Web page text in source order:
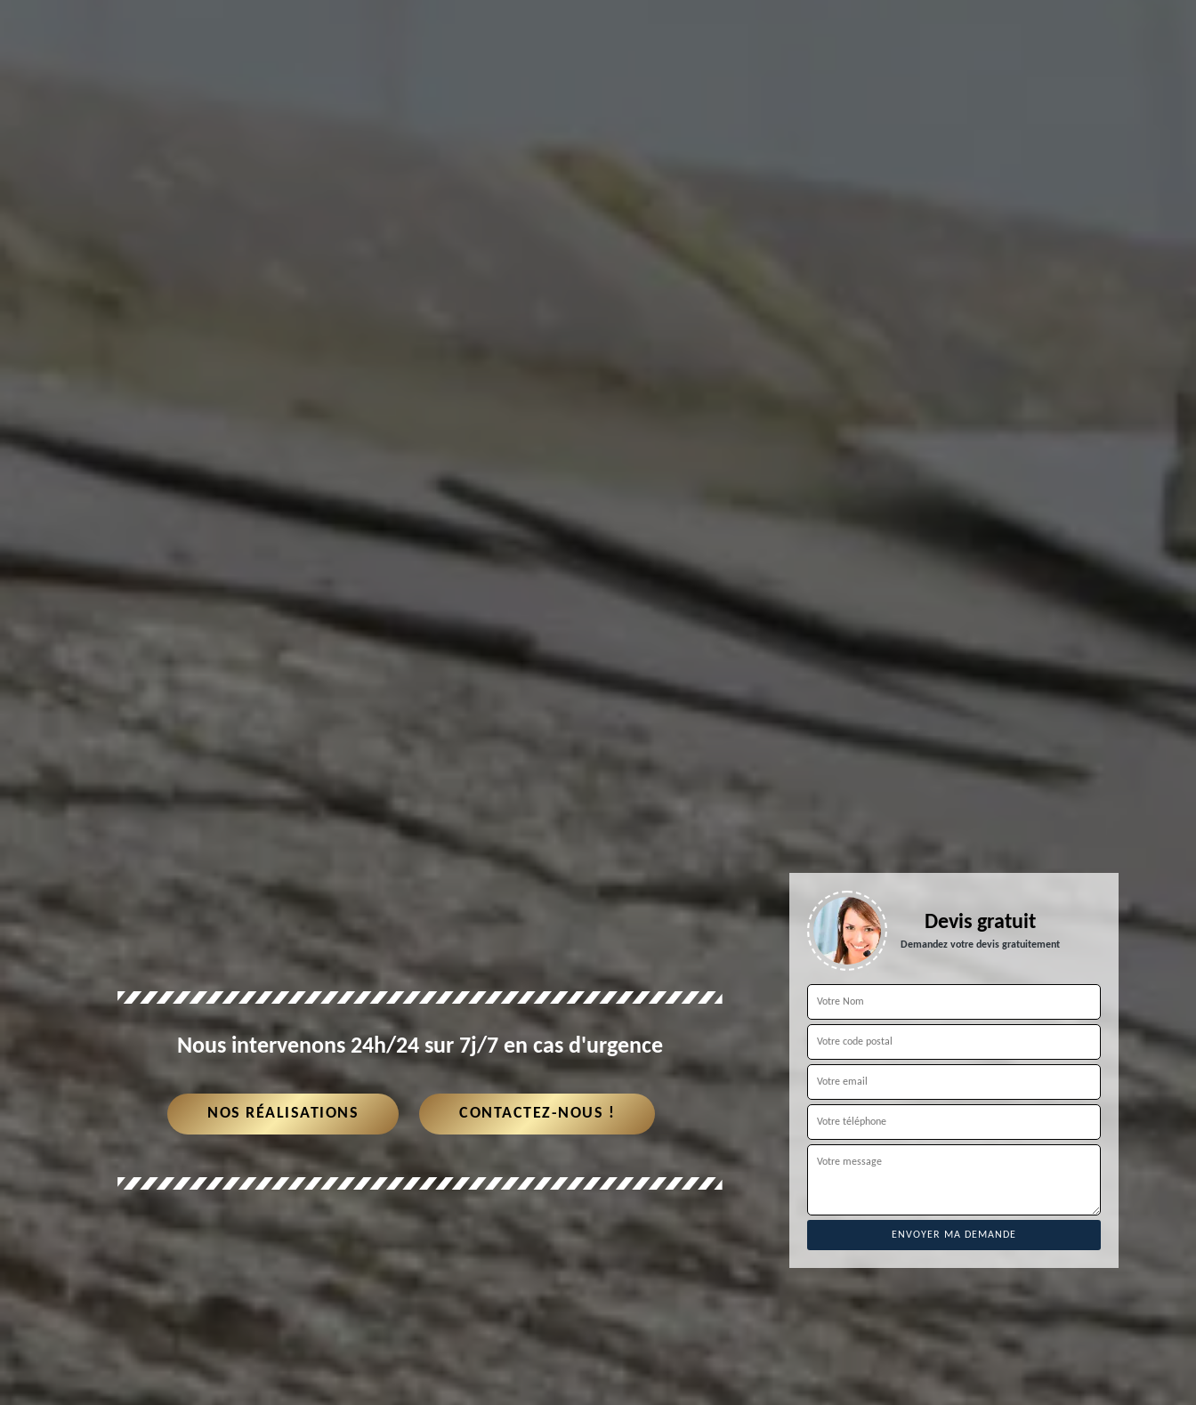
Nous intervenons 24h/24 sur 7j/7 en cas d'urgence
NOS RÉALISATIONS CONTACTEZ-NOUS !
Devis gratuit
Demandez votre devis gratuitement